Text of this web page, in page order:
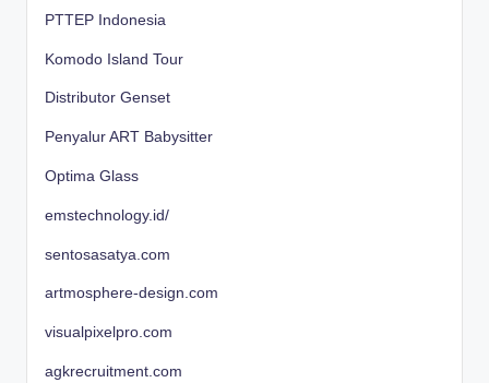
PTTEP Indonesia
Komodo Island Tour
Distributor Genset
Penyalur ART Babysitter
Optima Glass
emstechnology.id/
sentosasatya.com
artmosphere-design.com
visualpixelpro.com
agkrecruitment.com